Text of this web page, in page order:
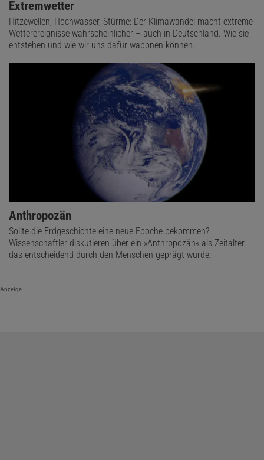
Extremwetter
Hitzewellen, Hochwasser, Stürme: Der Klimawandel macht extreme
Wetterereignisse wahrscheinlicher – auch in Deutschland. Wie sie
entstehen und wie wir uns dafür wappnen können.
Anthropozän
Sollte die Erdgeschichte eine neue Epoche bekommen?
Wissenschaftler diskutieren über ein »Anthropozän« als Zeitalter,
das entscheidend durch den Menschen geprägt wurde.
Anzeige